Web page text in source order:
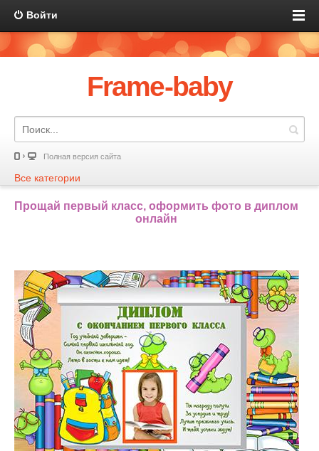
Войти
Frame-baby
Полная версия сайта
Все категории
Прощай первый класс, оформить фото в диплом
онлайн